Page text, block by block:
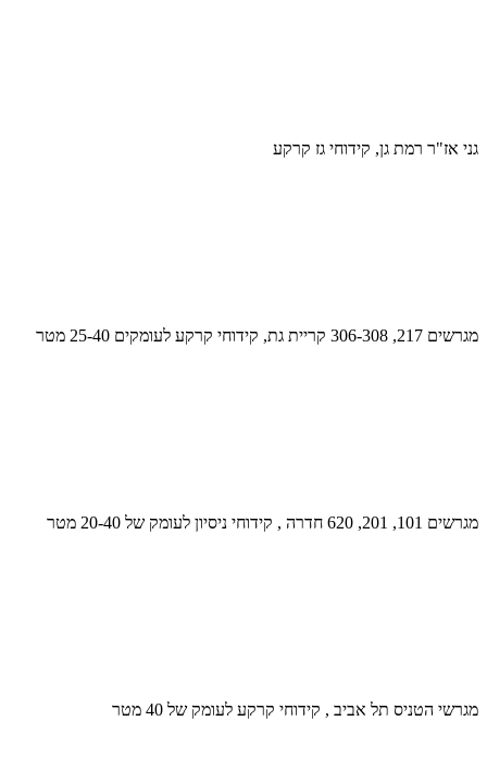
גני אז"ר רמת גן, קידוחי גז קרקע
מגרשים 217, 306-308 קריית גת, קידוחי קרקע לעומקים 25-40 מטר
מגרשים 101, 201, 620 חדרה , קידוחי ניסיון לעומק של 20-40 מטר
מגרשי הטניס תל אביב , קידוחי קרקע לעומק של 40 מטר